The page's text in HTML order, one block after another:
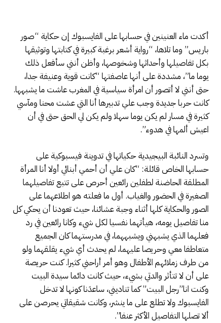
أكدت ماء العنينين في حسابها على الفايسبوك إن حكاية “صور
باريس” وما تلاها، “رواية أشعر برغبة كبيرة في كتابتها وتوثيقها
بكل تفاصيلها وأحداثها وشخوصها، وأظن أنني سأفعل ذلك
يوما ما”، مشددة على أنها عاصفتها “كانت قوية وعنيفة جدا،
حتى أنني لا أتصور أن امرأة سياسية في المغرب عاشت ما يشبهها.
كانت حربا جديدة وجب علي تدبيرها أنا التي عشت محنا ومآسي
كثيرة في مسار لم يكن يوما سهلا ولم يكن لي الحق حتى في أن
اعيش ألمها في هدوء”.
وتسرد النائبة البيجيدية حكياتها في تدوينة فيسبوكية على
حسابها الخاص قائلة: “كان علي أن أحمي أبنائي أولا أنا المرأة
المطلقة الحاضنة لطفلين رائعين أحرص على تتبع تفاصيلهما
الصغيرة في الحضور والغياب. أول ما فعلته هو اطلاعهما على
الصور والحكاية كلها أثناء وجبة عشائنا، حيث تعودنا أن يحكي كل
منا تفاصيل يومه، هيأتهما نفسيا لكل شيء وكانا رائعين في رد
فعلهما الذي يشبهني ويشبههما، في مدرستهما كان الجميع
متعاطفا معي وحريصا عليهما، لم يحدث أي شيء يقلقهما ولو
من طرف زملائهم الأطفال وهو أمر أراحني كثيرا. كنت حريصة
على أن لا تتأثر والدتي بشيء، حيث كانت دائما سيدة البيت
وكنت انا”رجل البيت” كما تناديني، ساعدَنا كونها لا تدخل
الفايسبوك ولا تطلع على ما ينشر، وكانت شقيقاتي يحرصن على
ألا تصلها التفاصيل الأكثر عنفا”.